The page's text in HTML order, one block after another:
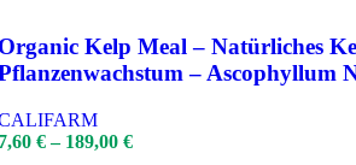
Kelp Meal – Natürliches
– Ascophyllum
€– 189,00 €